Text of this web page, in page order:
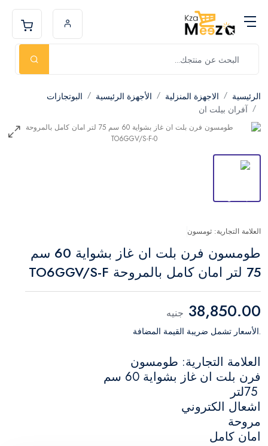
الرئيسية الاجهزة المنزلية الأجهزة الرئيسية
البوتجازات
آفران بيلت ان
العلامة التجارية: ثومسون
طومسون فرن بلت ان غاز بشواية 60 سم
75 لتر امان كامل بالمروحة TO6GGV/S-F
38,850.00 جنيه
.الأسعار تشمل ضريبة القيمة المضافة
العلامة التجارية: طومسون
فرن بلت ان غاز بشواية 60 سم
اشعال الكتروني
مروحة
امان كامل